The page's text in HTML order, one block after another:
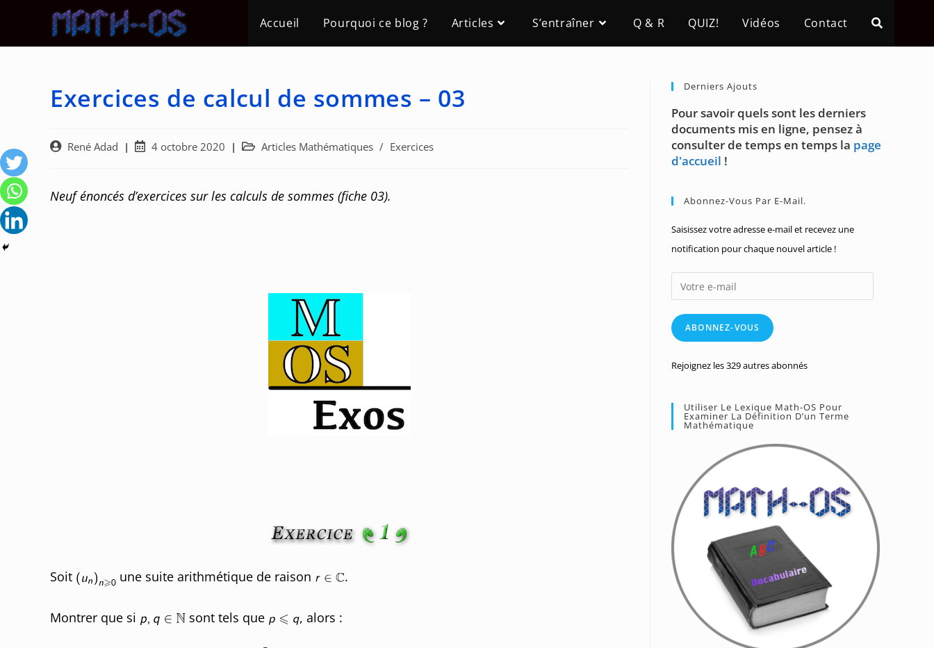
content
Accueil Pourquoi ce blog ? Articles S’entraîner Q & R QUIZ! Vidéos Contact
Exercices de calcul de sommes – 03
Auteur/autrice
publication :
René Adad
Post4 octobre 2020
Post Articles Mathématiques / Exercices
Neuf énoncés d’exercices sur les calculs de sommes (fiche 03).
Soit une suite arithmétique de raison .
Montrer que si sont tels que , alors :
Derniers Ajouts
Pour savoir quels sont les derniers
documents mis en ligne, pensez à
consulter de temps en temps la page
d'accueil !
Abonnez-Vous Par E-Mail.
Saisissez votre adresse e-mail et recevez une
notification pour chaque nouvel article !
Votre
e-
mailABONNEZ-VOUS
Rejoignez les 329 autres abonnés
Utiliser Le Lexique Math-OS Pour
Examiner La Définition D’un Terme
Mathématique